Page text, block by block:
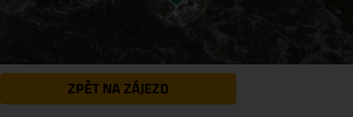
ZPĚT NA ZÁJEZD